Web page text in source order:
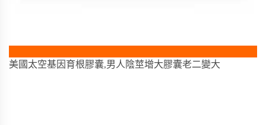
美國太空基因育根膠囊,男人陰莖增大膠囊老二變大